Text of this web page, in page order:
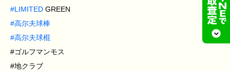
#LIMITEDGREEN
#高尔夫球棒
#高尔夫球棍
#ゴルフマンモス
#地クラブ